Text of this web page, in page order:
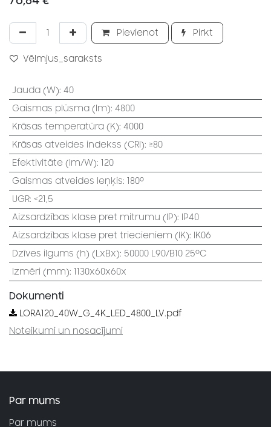
Pievienot Pirkt
Vēlmjus_saraksts
Jauda (W): 40
Gaismas plūsma (lm): 4800
Krāsas temperatūra (K): 4000
Krāsas atveides indekss (CRI): ≥80
Efektivitāte (lm/W): 120
Gaismas atveides leņķis: 180⁰
UGR: <21,5
Aizsardzības klase pret mitrumu (IP): IP40
Aizsardzības klase pret triecieniem (IK): IK06
Dzīves ilgums (h) (LxBx): 50000 L90/B10 25⁰C
Izmēri (mm): 1130x60x60x
Dokumenti
LORA120_40W_G_4K_LED_4800_LV.pdf
Noteikumi un nosacījumi
Par mums
Par mums